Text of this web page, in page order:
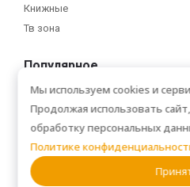
Книжные
Тв зона
Популярное
Встраиваемые шкафы
Белые шкафы
Серые шкафы
Шкафы-купе в нишу
Для одежды
Мы используем cookies и
Продолжая использовать
обработку персональных
Политике